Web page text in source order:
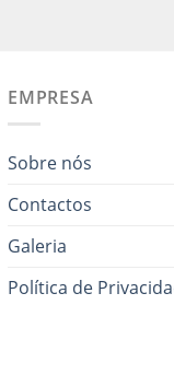
EMPRESA
Sobre nós
Contactos
Galeria
Política de